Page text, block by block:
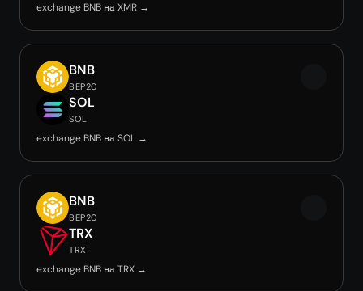
exchange BNB на XMR →
BNB
BEP20
SOL
SOL
exchange BNB на SOL →
BNB
BEP20
TRX
TRX
exchange BNB на TRX →